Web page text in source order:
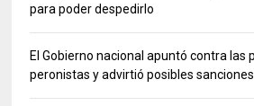
para poder despedirlo
El Gobierno nacional apuntó contra las
peronistas y advirtió posibles